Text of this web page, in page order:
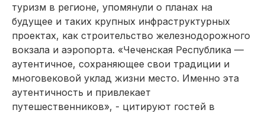
туризм в регионе, упомянули о планах на
будущее и таких крупных инфраструктурных
проектах, как строительство железнодорожного
вокзала и аэропорта. «Чеченская Республика —
аутентичное, сохраняющее свои традиции и
многовековой уклад жизни место. Именно эта
аутентичность и привлекает
путешественников», - цитируют гостей в